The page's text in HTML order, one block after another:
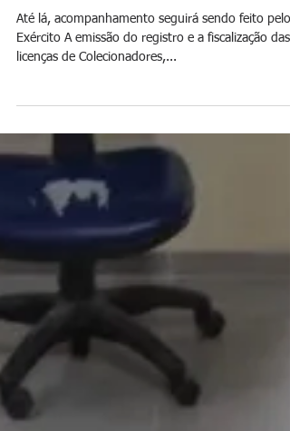
Jornal Daki
29 de dez. de 2024
fiscalização de CACs pela PF
Exército A emissão do registro e a fiscalização das
licenças de Colecionadores,...